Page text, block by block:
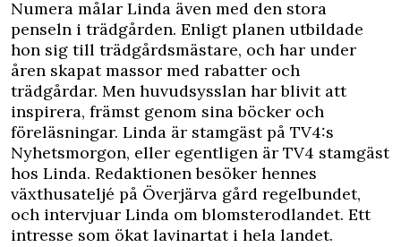
Numera målar Linda även med den stora
penseln i trädgården. Enligt planen utbildade
hon sig till trädgårdsmästare, och har under
åren skapat massor med rabatter och
trädgårdar. Men huvudsysslan har blivit att
inspirera, främst genom sina böcker och
föreläsningar. Linda är stamgäst på TV4:s
Nyhetsmorgon, eller egentligen är TV4 stamgäst
hos Linda. Redaktionen besöker hennes
växthusateljé på Överjärva gård regelbundet,
och intervjuar Linda om blomsterodlandet. Ett
intresse som ökat lavinartat i hela landet.